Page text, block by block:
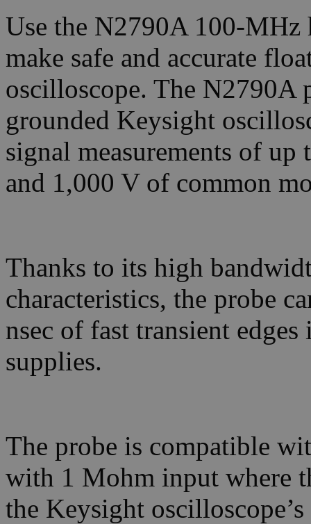
Use the N2790A 100-
make safe and accurate
oscilloscope. The N2790A
grounded Keysight
signal measurements of
and 1,000 V of common
Thanks to its high
characteristics, the probe
nsec of fast transient
supplies.
The probe is compatible
with 1 Mohm input where
the Keysight